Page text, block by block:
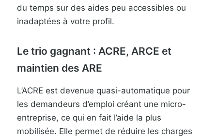
du temps sur des aides peu accessibles ou
inadaptées à votre profil.
Le trio gagnant : ACRE, ARCE et
maintien des ARE
L’ACRE est devenue quasi-automatique pour
les demandeurs d’emploi créant une micro-
entreprise, ce qui en fait l’aide la plus
mobilisée. Elle permet de réduire les charges